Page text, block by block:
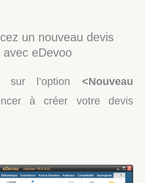
un nouveau devis
avec eDevoo
sur l’option <Nouveau
à créer votre devis